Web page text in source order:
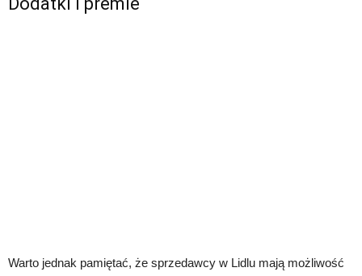
Warto jednak pamiętać, że sprzedawcy w Lidlu mają możliwość